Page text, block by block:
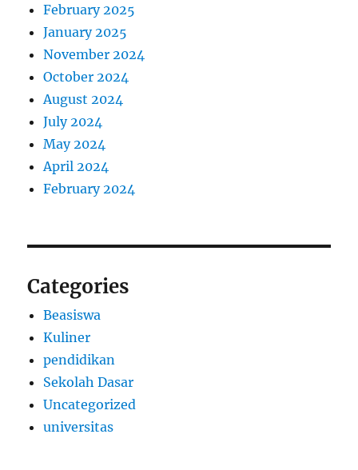
February 2025
January 2025
November 2024
October 2024
August 2024
July 2024
May 2024
April 2024
February 2024
Categories
Beasiswa
Kuliner
pendidikan
Sekolah Dasar
Uncategorized
universitas